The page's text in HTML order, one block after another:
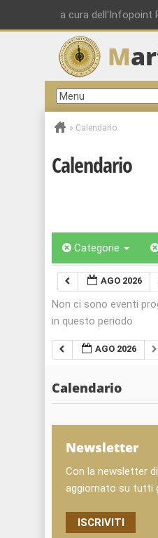
a cura dell'Infopoint
M
» Calendario
Calendario
Categorie
AGO 2026
Non ci sono eventi
in questo periodo
AGO 2026
Calendario
Newsletter
Con la newsletter
aggiornato su tutti
ISCRIVITI